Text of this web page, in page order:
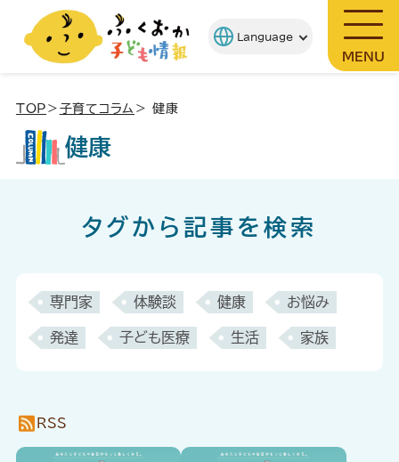
MENU
TOP ＞ 子育てコラム ＞ 健康
健康
タグから記事を検索
専門家 体験談 健康 お悩み
発達 子ども医療 生活 家族
RSS